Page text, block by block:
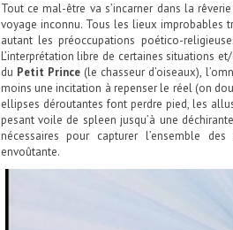
Tout ce mal-être va s’incarner dans la
voyage inconnu. Tous les lieux improbables
autant les préoccupations poético-
L’interprétation libre de certaines situations
du Petit Prince(le chasseur d’oiseaux),
moins une incitation à repenser le réel (on
ellipses déroutantes font perdre pied, les
pesant voile de spleen jusqu’à une
nécessaires pour capturer l’ensemble
envoûtante.